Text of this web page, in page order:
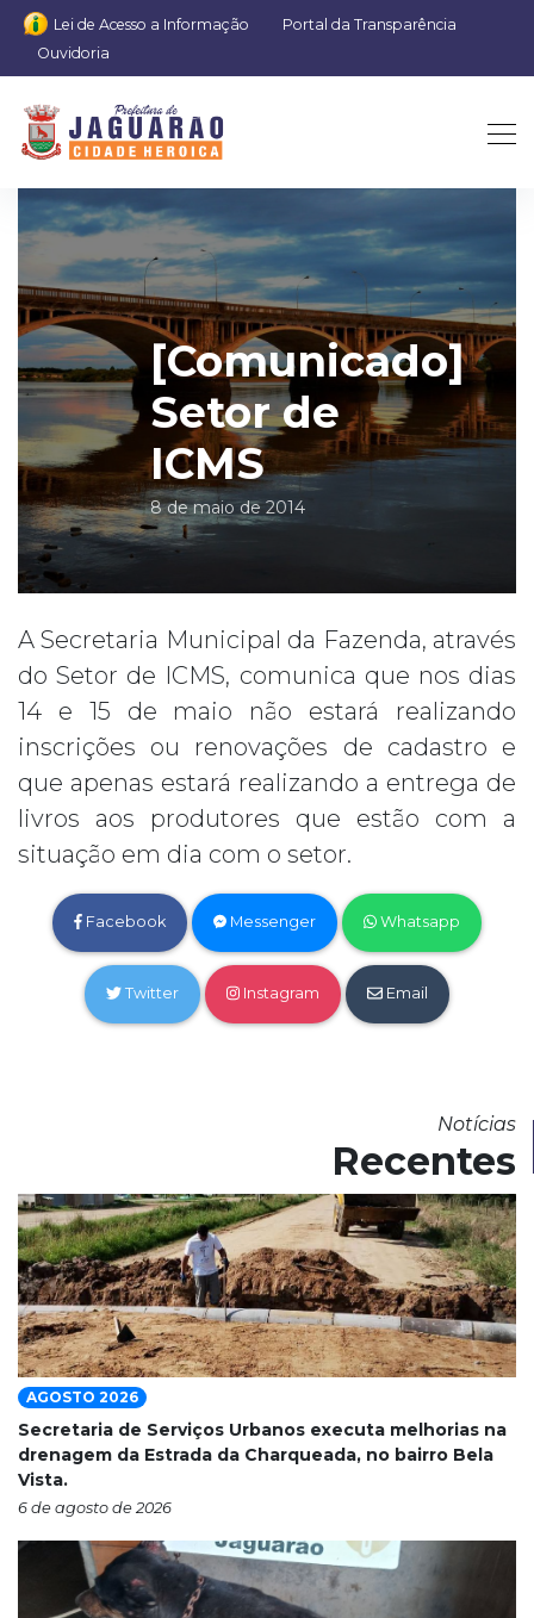
Lei de Acesso a Informação
Portal da Transparência
Ouvidoria
[Comunicado]
Setor de
ICMS
8 de maio de 2014
A Secretaria Municipal da Fazenda, através
do Setor de ICMS, comunica que nos dias
14 e 15 de maio não estará realizando
inscrições ou renovações de cadastro e
que apenas estará realizando a entrega de
livros aos produtores que estão com a
situação em dia com o setor.
Facebook Messenger Whatsapp
Twitter Instagram Email
Notícias
Recentes
AGOSTO 2026
Secretaria de Serviços Urbanos executa melhorias na
drenagem da Estrada da Charqueada, no bairro Bela
Vista.
6 de agosto de 2026